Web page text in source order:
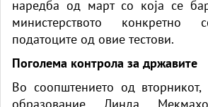
наредба од март со која се
министерството
податоците од овие тестови.
Поголема контрола за државите
Во соопштението од вторникот,
образование Линда